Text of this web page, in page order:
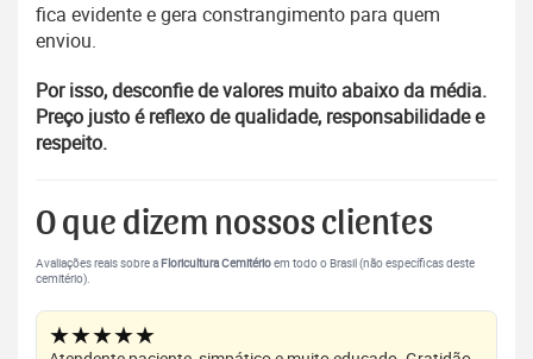
fica evidente e gera constrangimento para quem
enviou.
Por isso, desconfie de valores muito abaixo da média.
Preço justo é reflexo de qualidade, responsabilidade e
respeito.
O que dizem nossos clientes
Avaliações reais sobre a Floricultura Cemitérioem todo o Brasil (não específicas deste
cemitério).
★★★★★